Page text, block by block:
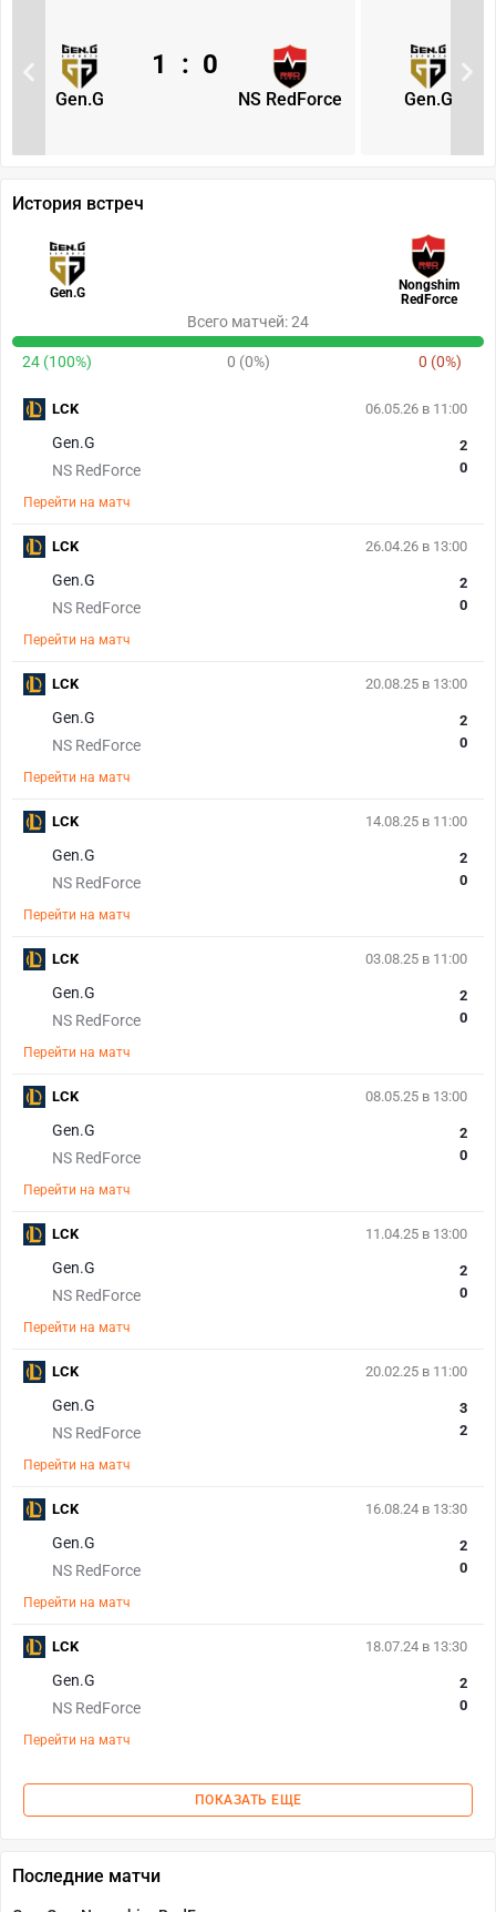
Gen.G NS RedForce
1 : 0
Gen.G
История встреч
Gen.G
Nongshim
RedForce
Всего матчей: 24
24 (100%) 0 (0%) 0 (0%)
06.05.26 в 11:00
Gen.G
NS RedForce
2
0
Перейти на матч
LCK
26.04.26 в 13:00
Gen.G
NS RedForce
2
0
Перейти на матч
LCK
20.08.25 в 13:00
Gen.G
NS RedForce
2
0
Перейти на матч
LCK
14.08.25 в 11:00
Gen.G
NS RedForce
2
0
Перейти на матч
LCK
03.08.25 в 11:00
Gen.G
NS RedForce
2
0
Перейти на матч
LCK
08.05.25 в 13:00
Gen.G
NS RedForce
2
0
Перейти на матч
LCK
11.04.25 в 13:00
Gen.G
NS RedForce
2
0
Перейти на матч
LCK
20.02.25 в 11:00
Gen.G
NS RedForce
3
2
Перейти на матч
LCK
16.08.24 в 13:30
Gen.G
NS RedForce
2
0
Перейти на матч
LCK
18.07.24 в 13:30
Gen.G
NS RedForce
2
0
Перейти на матч
LCK
ПОКАЗАТЬ ЕЩЕ
Последние матчи